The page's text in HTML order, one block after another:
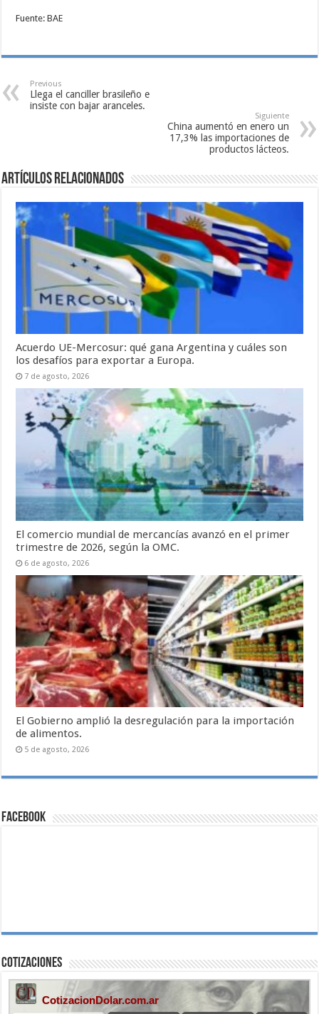
Fuente: BAE
Previous
Llega el canciller brasileño e
insiste con bajar aranceles.
Siguiente
China aumentó en enero un
17,3% las importaciones de
productos lácteos.
Artículos relacionados
Acuerdo UE-Mercosur: qué gana Argentina y cuáles son
los desafíos para exportar a Europa.
7 de agosto, 2026
El comercio mundial de mercancías avanzó en el primer
trimestre de 2026, según la OMC.
6 de agosto, 2026
El Gobierno amplió la desregulación para la importación
de alimentos.
5 de agosto, 2026
Facebook
Cotizaciones